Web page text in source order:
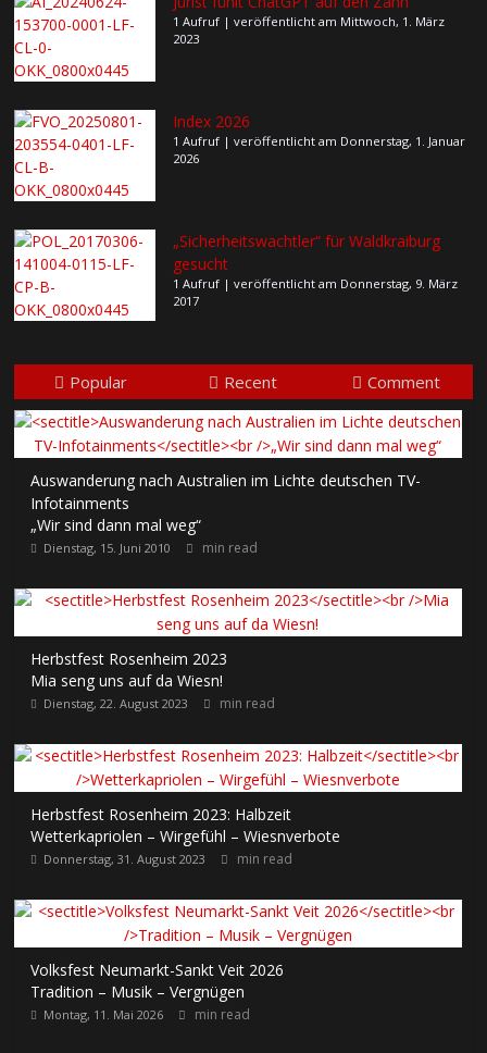
1 Aufruf |veröffentlicht am Mittwoch, 1. März
2023
Index 2026
1 Aufruf |veröffentlicht am Donnerstag, 1. Januar
2026
„Sicherheitswachtler“ für Waldkraiburg
gesucht
1 Aufruf |veröffentlicht am Donnerstag, 9. März
2017
Popular Recent Comment
Auswanderung nach Australien im Lichte deutschen TV-
Infotainments
„Wir sind dann mal weg“
Dienstag, 15. Juni 2010 min read
Herbstfest Rosenheim 2023
Mia seng uns auf da Wiesn!
Dienstag, 22. August 2023 min read
Herbstfest Rosenheim 2023: Halbzeit
Wetterkapriolen – Wirgefühl – Wiesnverbote
Donnerstag, 31. August 2023 min read
Volksfest Neumarkt-Sankt Veit 2026
Tradition – Musik – Vergnügen
Montag, 11. Mai 2026 min read